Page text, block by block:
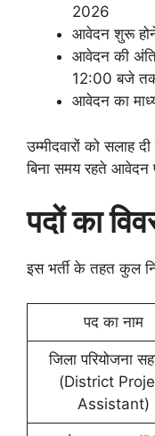
2026
आवेदन शुरू
आवेदन की
12:00 बजे
आवेदन का
उम्मीदवारों को सलाह
बिना समय रहते आवेदन
पदों का
इस भर्ती के तहत कुल
पद का नाम
जिला परियोजना
(District
Assistant)